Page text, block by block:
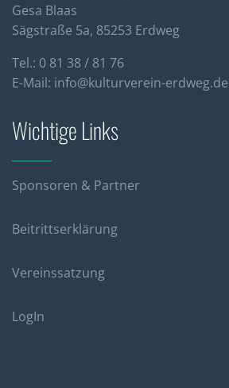
Gesa Blaas
Sägstraße 5a, 85253 Erdweg
Tel.: 0 81 38 / 81 76
E-Mail: info@kulturverein-erdweg.de
Wichtige Links
Sponsoren & Partner
Beitrittserklärung
Vereinssatzung
LogIn